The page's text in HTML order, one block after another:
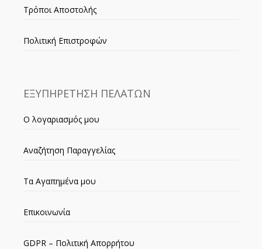
Τρόποι Αποστολής
Πολιτική Επιστροφών
ΕΞΥΠΗΡΕΤΗΣΗ ΠΕΛΑΤΩΝ
Ο λογαριασμός μου
Αναζήτηση Παραγγελίας
Τα Αγαπημένα μου
Επικοινωνία
GDPR – Πολιτική Απορρήτου